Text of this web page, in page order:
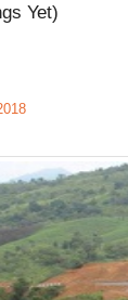
Yet)